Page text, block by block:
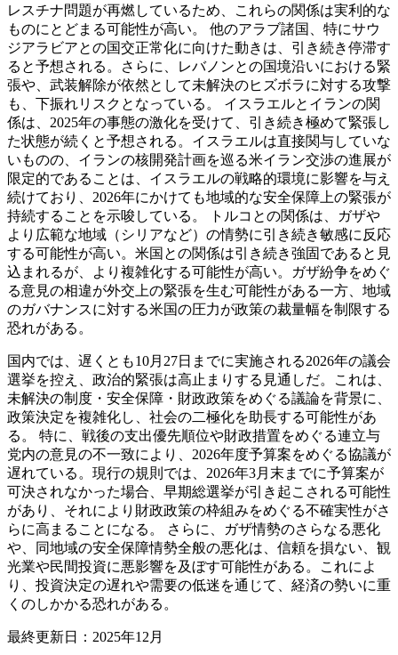
レスチナ問題が再燃しているため、これらの関係は実利的な
ものにとどまる可能性が高い。 他のアラブ諸国、特にサウ
ジアラビアとの国交正常化に向けた動きは、引き続き停滞す
ると予想される。さらに、レバノンとの国境沿いにおける緊
張や、武装解除が依然として未解決のヒズボラに対する攻撃
も、下振れリスクとなっている。 イスラエルとイランの関
係は、2025年の事態の激化を受けて、引き続き極めて緊張し
た状態が続くと予想される。イスラエルは直接関与していな
いものの、イランの核開発計画を巡る米イラン交渉の進展が
限定的であることは、イスラエルの戦略的環境に影響を与え
続けており、2026年にかけても地域的な安全保障上の緊張が
持続することを示唆している。 トルコとの関係は、ガザや
より広範な地域（シリアなど）の情勢に引き続き敏感に反応
する可能性が高い。米国との関係は引き続き強固であると見
込まれるが、より複雑化する可能性が高い。ガザ紛争をめぐ
る意見の相違が外交上の緊張を生む可能性がある一方、地域
のガバナンスに対する米国の圧力が政策の裁量幅を制限する
恐れがある。
国内では、遅くとも10月27日までに実施される2026年の議会
選挙を控え、政治的緊張は高止まりする見通しだ。これは、
未解決の制度・安全保障・財政政策をめぐる議論を背景に、
政策決定を複雑化し、社会の二極化を助長する可能性があ
る。 特に、戦後の支出優先順位や財政措置をめぐる連立与
党内の意見の不一致により、2026年度予算案をめぐる協議が
遅れている。現行の規則では、2026年3月末までに予算案が
可決されなかった場合、早期総選挙が引き起こされる可能性
があり、それにより財政政策の枠組みをめぐる不確実性がさ
らに高まることになる。 さらに、ガザ情勢のさらなる悪化
や、同地域の安全保障情勢全般の悪化は、信頼を損ない、観
光業や民間投資に悪影響を及ぼす可能性がある。これによ
り、投資決定の遅れや需要の低迷を通じて、経済の勢いに重
くのしかかる恐れがある。
最終更新日：2025年12月